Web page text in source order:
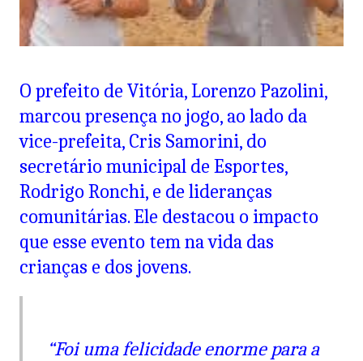
O prefeito de Vitória, Lorenzo Pazolini,
marcou presença no jogo, ao lado da
vice-prefeita, Cris Samorini, do
secretário municipal de Esportes,
Rodrigo Ronchi, e de lideranças
comunitárias. Ele destacou o impacto
que esse evento tem na vida das
crianças e dos jovens.
“Foi uma felicidade enorme para a